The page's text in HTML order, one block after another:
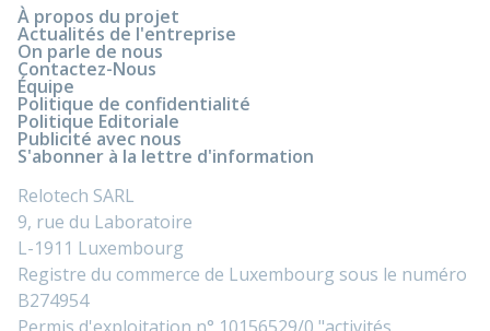
À propos du projet
Actualités de l'entreprise
On parle de nous
Contactez-Nous
Équipe
Politique de confidentialité
Politique Editoriale
Publicité avec nous
S'abonner à la lettre d'information
Relotech SARL
9, rue du Laboratoire
L-1911 Luxembourg
Registre du commerce de Luxembourg sous le numéro
B274954